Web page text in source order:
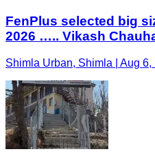
FenPlus selected big
2026 ….. Vikash
Shimla Urban, Shimla | Aug 6,